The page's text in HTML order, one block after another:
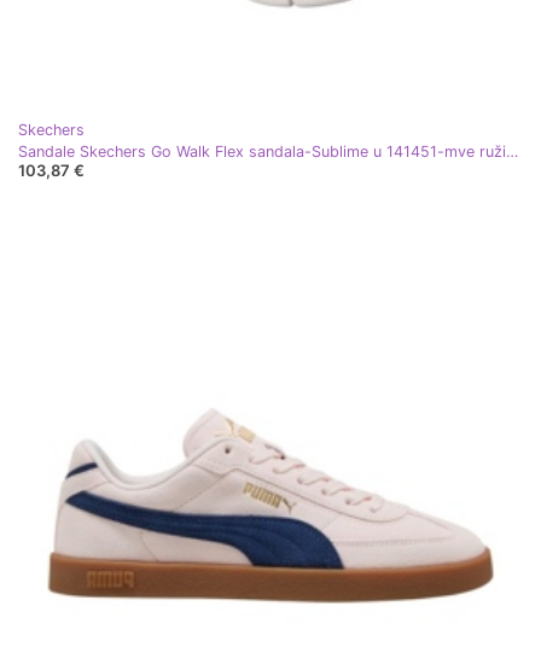
Skechers
Sandale Skechers Go Walk Flex sandala-Sublime u 141451-mve ružičasta
103,87 €